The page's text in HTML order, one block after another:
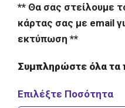
** Θα σας στείλουμε
κάρτας σας με email
εκτύπωση **
Συμπληρώστε όλα τα
Επιλέξτε Ποσότητα